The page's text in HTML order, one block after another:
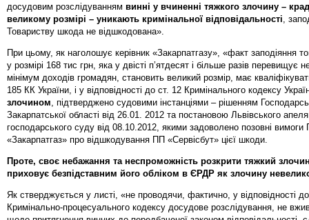
досудовим розслідуванням винні у вчиненні тяжкого злочину –
великому розмірі – уникають кримінальної відповідальності ,
Товариству шкода не відшкодована».
При цьому, як наголошує керівник «Закарпатгазу», «факт заподіяння
у розмірі 168 тис грн, яка у двісті п’ятдесят і більше разів перевищує
мінімум доходів громадян, становить великий розмір, має
185 КК України, і у відповідності до ст. 12 Кримінального кодексу
злочином , підтверджено судовими інстанціями – рішенням
Закарпатської області від 26.01. 2012 та постановою Львівського
господарського суду від 08.10.2012, якими задоволено позовні вимоги
«Закарпатгаз» про відшкодування ПП «Сервісбут» цієї шкоди.
Проте, своє небажання та неспроможність розкрити тяжкий
приховує безпідставним його обліком в ЄРДР як злочину
Як стверджується у листі, «не проводячи, фактично, у відповідності
Кримінально-процесуального кодексу досудове розслідування, не